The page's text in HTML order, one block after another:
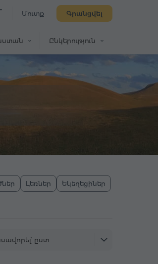
Մուտք Գրանցվել
Ընկերություն
Լեռներ Եկեղեցիներ
ըստ